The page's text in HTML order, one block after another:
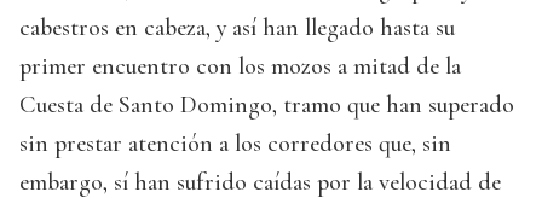
cabestros en cabeza, y así han llegado hasta su
primer encuentro con los mozos a mitad de la
Cuesta de Santo Domingo, tramo que han superado
sin prestar atención a los corredores que, sin
embargo, sí han sufrido caídas por la velocidad de